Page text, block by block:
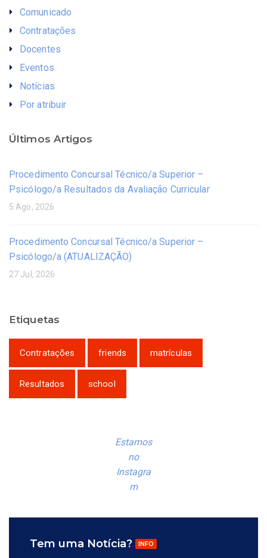
Comunicado
Contratações
Docentes
Eventos
Notícias
Por atribuir
Últimos Artigos
Procedimento Concursal Técnico/a Superior –
Psicólogo/a Resultados da Avaliação Curricular
5 Ago, 2026
Procedimento Concursal Técnico/a Superior –
Psicólogo/a (ATUALIZAÇÃO)
27 Jul, 2026
Etiquetas
Contratações friends matrículas
Resultados school
Estamos
no
Instagra
m
Tem uma Notícia? INFO